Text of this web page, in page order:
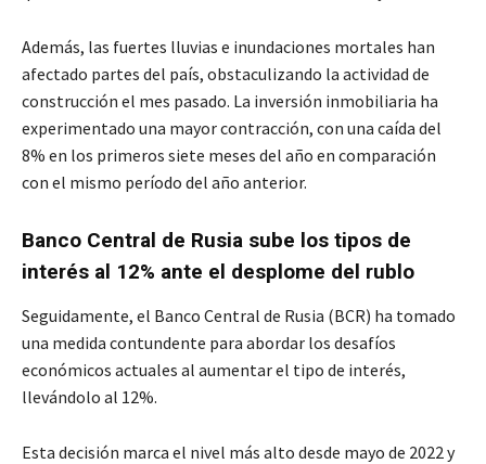
Además, las fuertes lluvias e inundaciones mortales han
afectado partes del país, obstaculizando la actividad de
construcción el mes pasado. La inversión inmobiliaria ha
experimentado una mayor contracción, con una caída del
8% en los primeros siete meses del año en comparación
con el mismo período del año anterior.
Banco Central de Rusia sube los tipos de
interés al 12% ante el desplome del rublo
Seguidamente, el Banco Central de Rusia (BCR) ha tomado
una medida contundente para abordar los desafíos
económicos actuales al aumentar el tipo de interés,
llevándolo al 12%.
Esta decisión marca el nivel más alto desde mayo de 2022 y